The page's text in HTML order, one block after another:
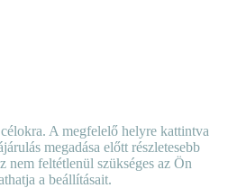
A megfelelő helyre kattintva
megadása előtt részletesebb
nem feltétlenül szükséges az Ön
a beállításait.